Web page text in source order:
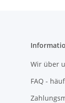
Wir über
FAQ -